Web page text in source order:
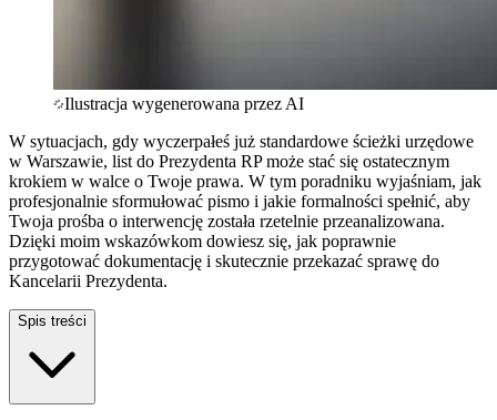
Ilustracja wygenerowana przez AI
W sytuacjach, gdy wyczerpałeś już standardowe ścieżki urzędowe
w Warszawie, list do Prezydenta RP może stać się ostatecznym
krokiem w walce o Twoje prawa. W tym poradniku wyjaśniam, jak
profesjonalnie sformułować pismo i jakie formalności spełnić, aby
Twoja prośba o interwencję została rzetelnie przeanalizowana.
Dzięki moim wskazówkom dowiesz się, jak poprawnie
przygotować dokumentację i skutecznie przekazać sprawę do
Kancelarii Prezydenta.
Spis treści